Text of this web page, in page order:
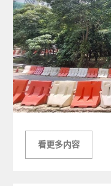
看更多内容